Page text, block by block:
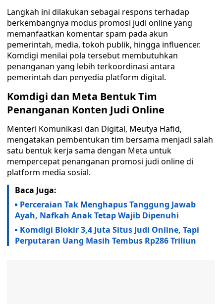
Langkah ini dilakukan sebagai respons terhadap
berkembangnya modus promosi judi online yang
memanfaatkan komentar spam pada akun
pemerintah, media, tokoh publik, hingga influencer.
Komdigi menilai pola tersebut membutuhkan
penanganan yang lebih terkoordinasi antara
pemerintah dan penyedia platform digital.
Komdigi dan Meta Bentuk Tim
Penanganan Konten Judi Online
Menteri Komunikasi dan Digital, Meutya Hafid,
mengatakan pembentukan tim bersama menjadi salah
satu bentuk kerja sama dengan Meta untuk
mempercepat penanganan promosi judi online di
platform media sosial.
Baca Juga:
Perceraian Tak Menghapus Tanggung Jawab
Ayah, Nafkah Anak Tetap Wajib Dipenuhi
Komdigi Blokir 3,4 Juta Situs Judi Online, Tapi
Perputaran Uang Masih Tembus Rp286 Triliun